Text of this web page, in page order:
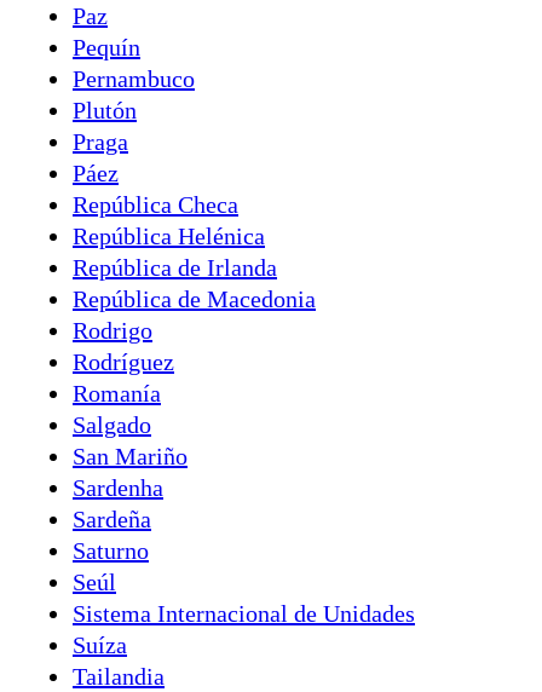
Paz
Pequín
Pernambuco
Plutón
Praga
Páez
República Checa
República Helénica
República de Irlanda
República de Macedonia
Rodrigo
Rodríguez
Romanía
Salgado
San Mariño
Sardenha
Sardeña
Saturno
Seúl
Sistema Internacional de Unidades
Suíza
Tailandia